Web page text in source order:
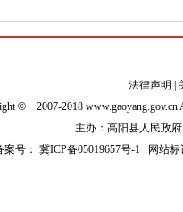
法律声明
©2007-2018 www.gaoyang.gov.cn
主办：高阳县人民政
案号： 冀ICP备05019657号-1网站标